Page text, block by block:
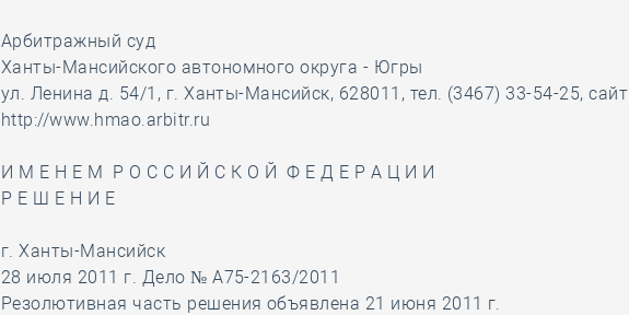
Арбитражный суд
Ханты-Мансийского автономного округа - Югры
ул. Ленина д. 54/1, г. Ханты-Мансийск, 628011, тел. (3467) 33-54-25, сайт
http://www.hmao.arbitr.ru
И М Е Н Е М Р О С С И Й С К О Й Ф Е Д Е Р А Ц И И
Р Е Ш Е Н И Е
г. Ханты-Мансийск
28 июля 2011 г. Дело № А75-2163/2011
Резолютивная часть решения объявлена 21 июня 2011 г.